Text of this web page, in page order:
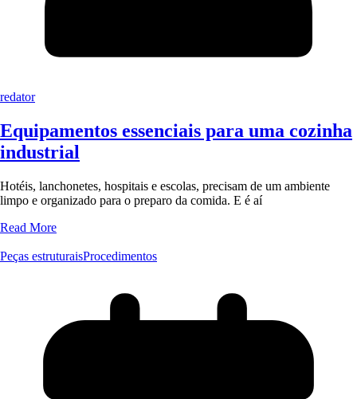
redator
Equipamentos essenciais para uma cozinha
industrial
Hotéis, lanchonetes, hospitais e escolas, precisam de um ambiente
limpo e organizado para o preparo da comida. E é aí
Read More
Peças estruturaisProcedimentos